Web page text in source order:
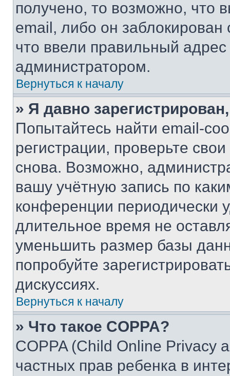
получено, то возможно, что
email, либо он
что ввели правильный адрес
администратором.
Вернуться к началу
» Я давно
Попытайтесь найти email-
регистрации, проверьте
снова. Возможно,
вашу учётную запись по
конференции периодически
длительное время не
уменьшить размер базы
попробуйте
дискуссиях.
Вернуться к началу
» Что такое COPPA?
COPPA (Child Online Privacy
частных прав ребенка в